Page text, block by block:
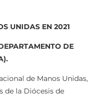
UNIDAS EN 2021
DE
de Manos Unidas,
de la Diócesis de